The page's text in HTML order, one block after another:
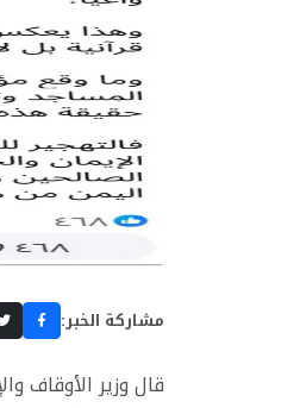
مشاركة الخبر:
قال وزير الأوقاف